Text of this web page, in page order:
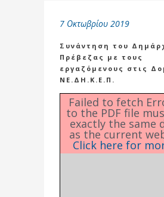
7 Οκτωβρίου 2019
Συνάντηση του
Πρέβεζας με τους
εργαζόμενους στις
ΝΕ.ΔΗ.Κ.Ε.Π.
Failed to fetch
to the PDF file
exactly the same
as the current
Click here for